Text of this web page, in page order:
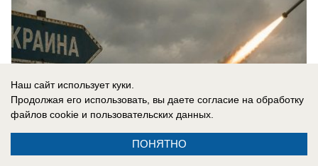
Наш сайт использует куки.
Продолжая его использовать, вы даете согласие на обработку
файлов cookie и пользовательских данных.
ПОНЯТНО